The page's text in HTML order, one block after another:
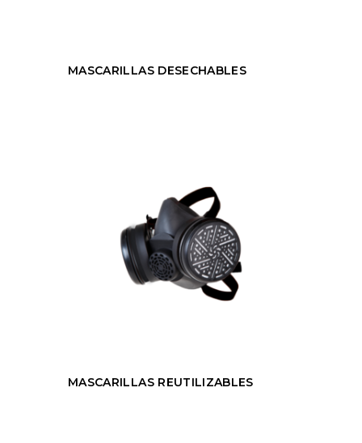
MASCARILLAS DESECHABLES
MASCARILLAS REUTILIZABLES